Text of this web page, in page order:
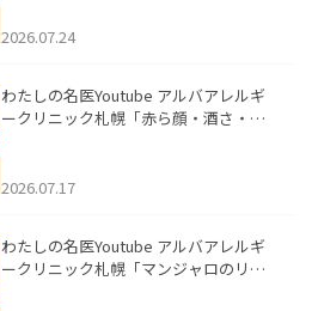
た。
2026.07.24
わたしの名医Youtube アルバアレルギ
ークリニック札幌「赤ら顔・酒さ・ニ
した。
2026.07.17
わたしの名医Youtube アルバアレルギ
ークリニック札幌「マンジャロのリア